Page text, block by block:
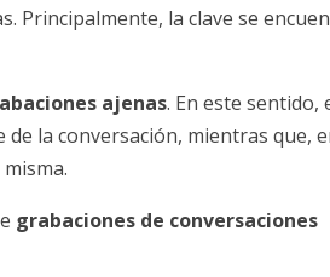
Principalmente, la clave se
ajenas. En este sentido,
la conversación, mientras que,
grabaciones de conversaciones